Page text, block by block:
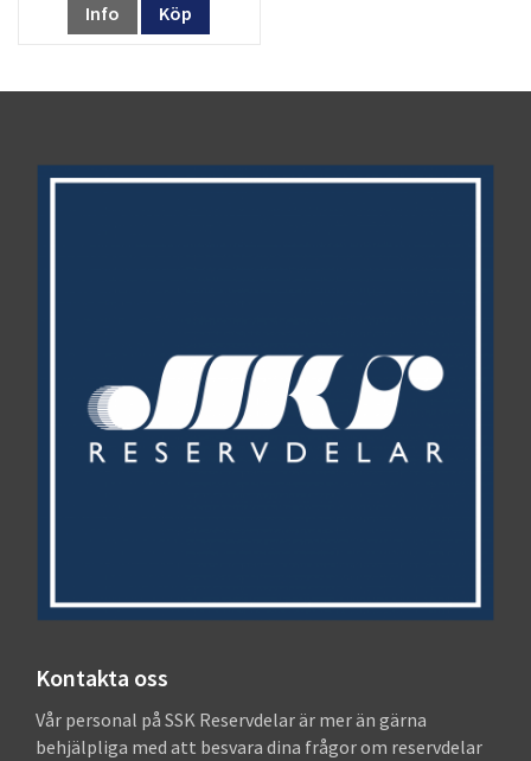
Info Köp
Kontakta oss
Vår personal på SSK Reservdelar är mer än gärna
behjälpliga med att besvara dina frågor om reservdelar